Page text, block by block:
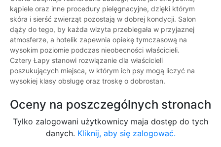
kąpiele oraz inne procedury pielęgnacyjne, dzięki którym
skóra i sierść zwierząt pozostają w dobrej kondycji. Salon
dąży do tego, by każda wizyta przebiegała w przyjaznej
atmosferze, a hotelik zapewnia opiekę tymczasową na
wysokim poziomie podczas nieobecności właścicieli.
Cztery Łapy stanowi rozwiązanie dla właścicieli
poszukujących miejsca, w którym ich psy mogą liczyć na
wysokiej klasy obsługę oraz troskę o dobrostan.
Oceny na poszczególnych stronach
Tylko zalogowani użytkownicy maja dostęp do tych
danych. Kliknij, aby się zalogować.